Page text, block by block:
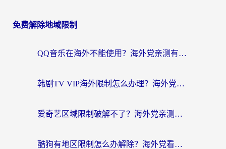
免费解除地域限制
QQ音乐在海外不能使用？海外党亲测有效的回国加速解决方案来了
韩剧TV VIP海外限制怎么办理？海外党追剧看国内内容的实用指南
爱奇艺区域限制破解不了？海外党亲测有效的回国加速方案来了
酷狗有地区限制怎么办解除？海外党看国内剧听音乐的实用加速器指南